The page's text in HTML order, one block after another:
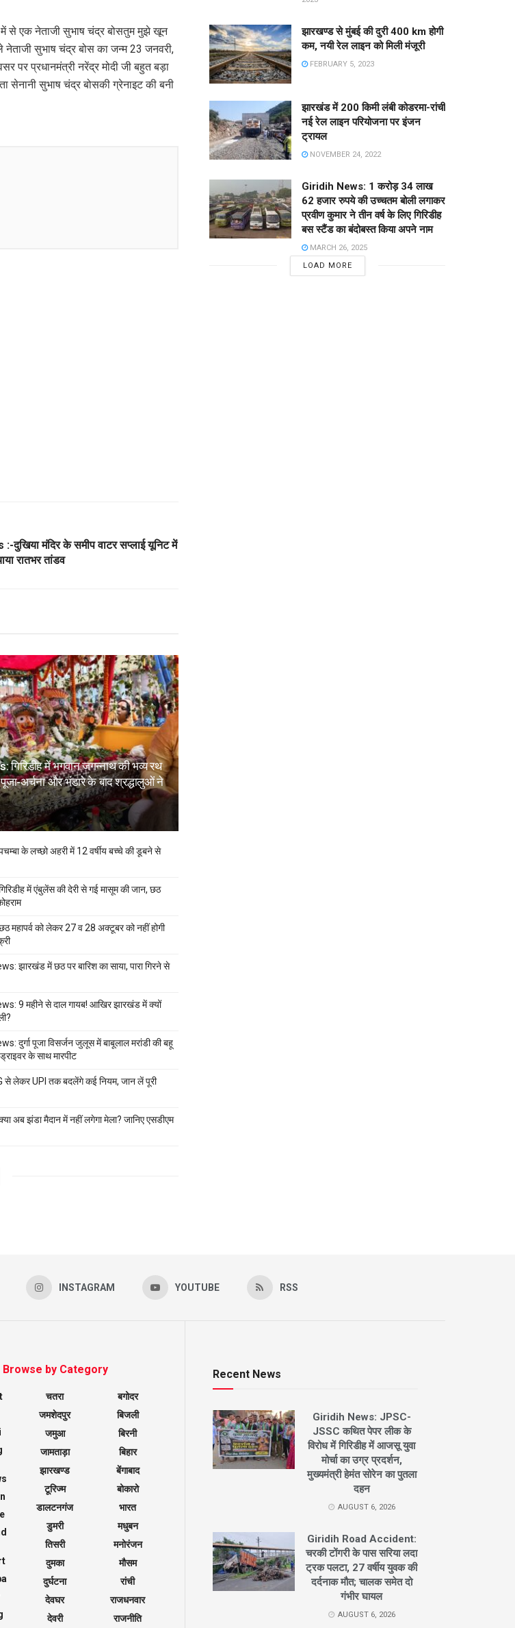
से एक नेताजी सुभाष चंद्र बोसतुम मुझे खून
नेताजी सुभाष चंद्र बोस का जन्म 23 जनवरी,
प्रधानमंत्री नरेंद्र मोदी जी बहुत बड़ा
सेनानी सुभाष चंद्र बोसकी ग्रेनाइट की बनी
दुखिया मंदिर के समीप वाटर सप्लाई यूनिट में
रातभर तांडव
में भगवान जगन्नाथ की भव्य रथ
पूजा-अर्चना और भंडारे के बाद श्रद्धालुओं ने
के लच्छो अहरी में 12 वर्षीय बच्चे की डूबने से
में एंबुलेंस की देरी से गई मासूम की जान, छठ
महापर्व को लेकर 27 व 28 अक्टूबर को नहीं होगी
झारखंड में छठ पर बारिश का साया, पारा गिरने से
9 महीने से दाल गायब! आखिर झारखंड में क्यों
दुर्गा पूजा विसर्जन जुलूस में बाबूलाल मरांडी की बहू
के साथ मारपीट
से लेकर UPI तक बदलेंगे कई नियम, जान लें पूरी
अब झंडा मैदान में नहीं लगेगा मेला? जानिए एसडीएम
झारखण्ड से मुंबई की दुरी 400 km होगी
कम, नयी रेल लाइन को मिली मंजूरी
FEBRUARY 5, 2023
झारखंड में 200 किमी लंबी कोडरमा-रांची
नई रेल लाइन परियोजना पर इंजन
ट्रायल
NOVEMBER 24, 2022
Giridih News: 1 करोड़ 34 लाख
62 हजार रुपये की उच्चतम बोली लगाकर
प्रवीण कुमार ने तीन वर्ष के लिए गिरिडीह
बस स्टैंड का बंदोबस्त किया अपने नाम
MARCH 26, 2025
LOAD MORE
INSTAGRAM YOUTUBE RSS
Browse by Category
चतरा
जमशेदपुर
जमुआ
जामताड़ा
झारखण्ड
टूरिज्म
डालटनगंज
डुमरी
तिसरी
दुमका
दुर्घटना
देवघर
देवरी
बगोदर
बिजली
बिरनी
बिहार
बेंगाबाद
बोकारो
भारत
मधुबन
मनोरंजन
मौसम
रांची
राजधनवार
राजनीति
Recent News
Giridih News: JPSC-
JSSC कथित पेपर लीक के
विरोध में गिरिडीह में आजसू युवा
मोर्चा का उग्र प्रदर्शन,
मुख्यमंत्री हेमंत सोरेन का पुतला
दहन
AUGUST 6, 2026
Giridih Road Accident:
चरकी टोंगरी के पास सरिया लदा
ट्रक पलटा, 27 वर्षीय युवक की
दर्दनाक मौत; चालक समेत दो
गंभीर घायल
AUGUST 6, 2026